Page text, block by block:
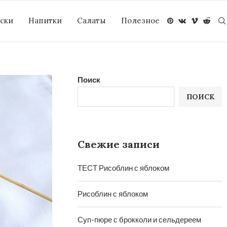
Напитки Салаты Полезное
Поиск
ПОИСК
Свежие записи
ТЕСТ Рисоблин с яблоком
Рисоблин с яблоком
Суп-пюре с брокколи и сельдереем